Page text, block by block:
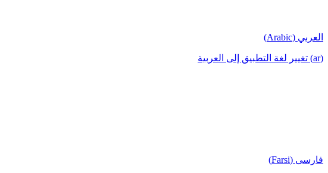
العربي (Arabic)
(ar) تغيير لغة التطبيق إلى العربية
فارسی (Farsi)